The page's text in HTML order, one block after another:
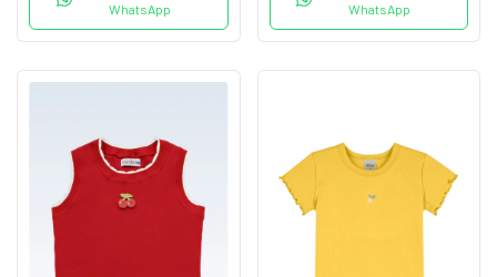
WhatsApp
WhatsApp